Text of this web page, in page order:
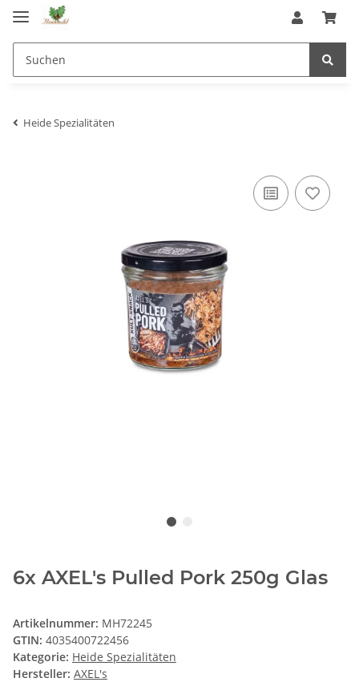
Heide Spezialitäten
6x AXEL's Pulled Pork 250g Glas
Artikelnummer: MH72245
GTIN: 4035400722456
Kategorie: Heide Spezialitäten
Hersteller: AXEL's